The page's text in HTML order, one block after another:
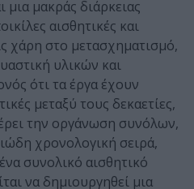
μια μακράς διάρκειας
αισθητικές και
χάρη στο μετασχηματισμό,
υλικών και
ότι τα έργα έχουν
μεταξύ τους δεκαετίες,
την οργάνωση συνόλων,
χρονολογική σειρά,
συνολικό αισθητικό
να δημιουργηθεί μια